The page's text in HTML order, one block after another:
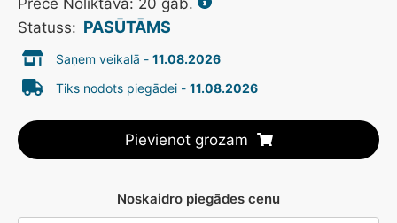
Statuss: PASŪTĀMS
Saņem veikalā - 11.08.2026
Tiks nodots piegādei - 11.08.2026
Pievienot grozam
Noskaidro piegādes cenu